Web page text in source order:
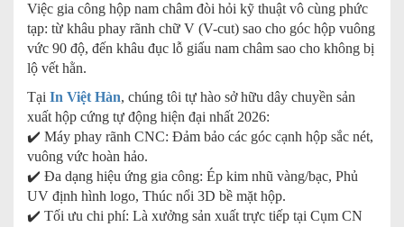
Việc gia công hộp nam châm đòi hỏi kỹ thuật vô cùng phức
tạp: từ khâu phay rãnh chữ V (V-cut) sao cho góc hộp vuông
vức 90 độ, đến khâu đục lỗ giấu nam châm sao cho không bị
lộ vết hằn.
Tại In Việt Hàn, chúng tôi tự hào sở hữu dây chuyền sản
xuất hộp cứng tự động hiện đại nhất 2026:
✔️ Máy phay rãnh CNC: Đảm bảo các góc cạnh hộp sắc nét,
vuông vức hoàn hảo.
✔️ Đa dạng hiệu ứng gia công: Ép kim nhũ vàng/bạc, Phủ
UV định hình logo, Thúc nổi 3D bề mặt hộp.
✔️ Tối ưu chi phí: Là xưởng sản xuất trực tiếp tại Cụm CN